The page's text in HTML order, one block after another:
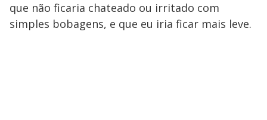
que não ficaria chateado ou irritado com
simples bobagens, e que eu iria ficar mais leve.